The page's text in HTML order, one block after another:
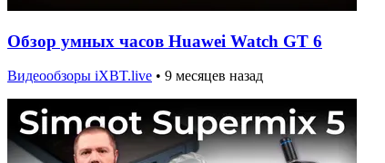
Обзор умных часов Huawei Watch GT 6
Видеообзоры iXBT.live • 9 месяцев назад